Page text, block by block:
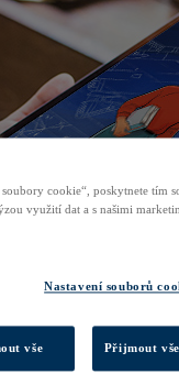
cookie“, poskytnete tím
využití dat a s našimi
Nastavení souborů
vše Přijmout